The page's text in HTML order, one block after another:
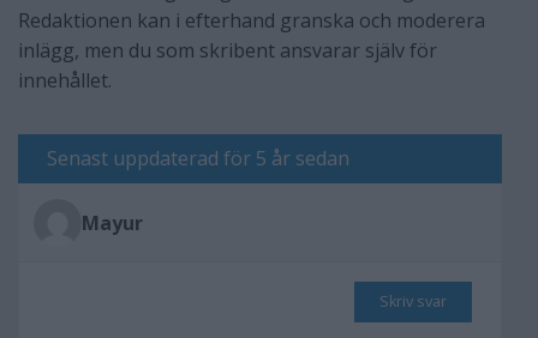
Redaktionen kan i efterhand granska och moderera
inlägg, men du som skribent ansvarar själv för
innehållet.
Senast uppdaterad för 5 år sedan
Mayur
Skriv svar